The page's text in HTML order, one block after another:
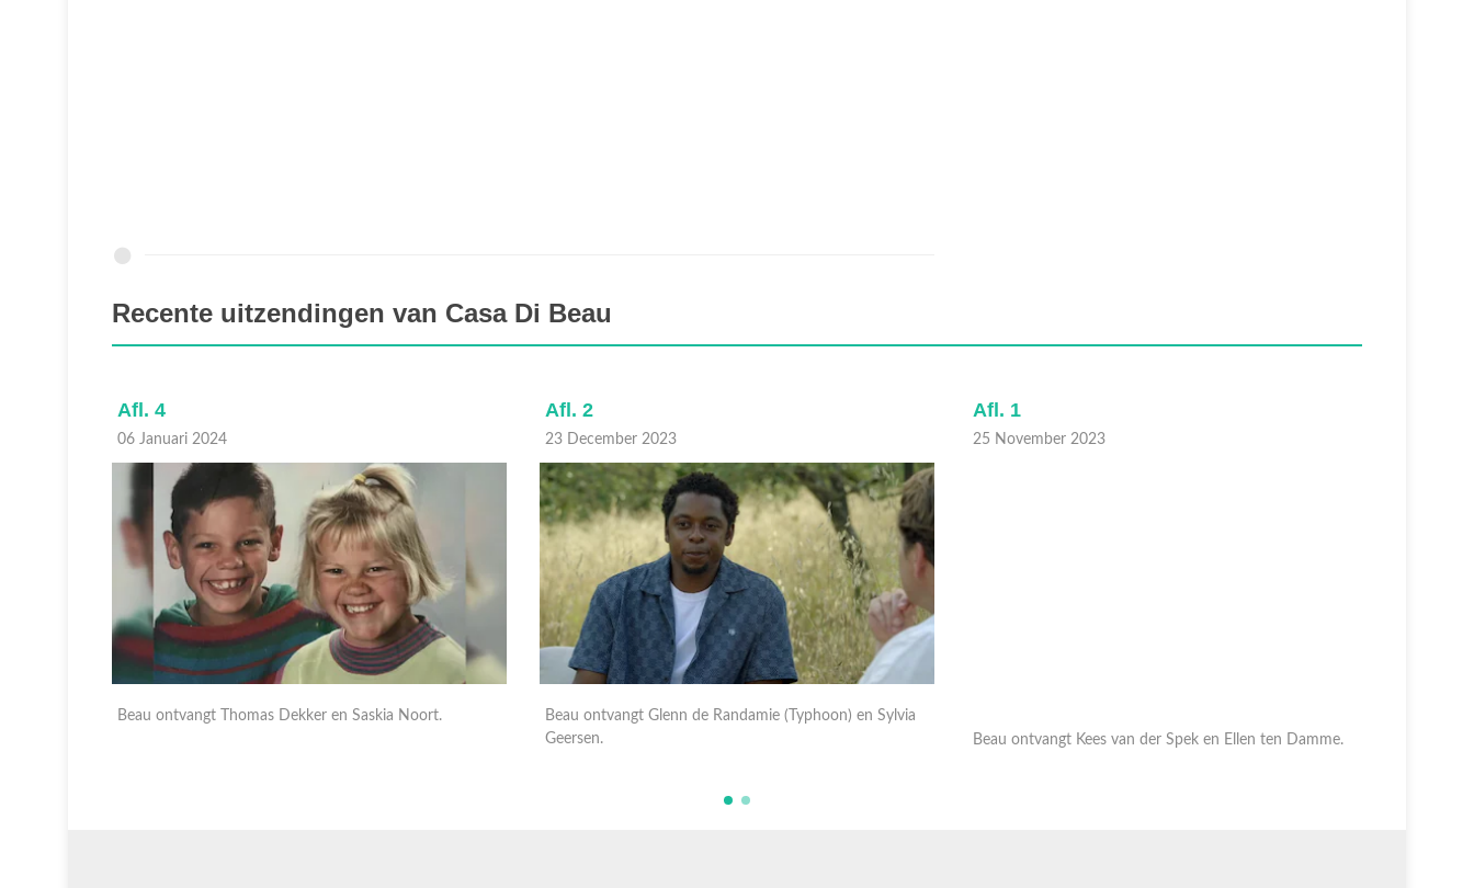
Recente uitzendingen van Casa Di Beau
Afl. 4
06 Januari 2024
Beau ontvangt Thomas Dekker en Saskia Noort.
Afl. 2
23 December 2023
Beau ontvangt Glenn de Randamie (Typhoon) en Sylvia
Geersen.
Afl. 1
25 November 2023